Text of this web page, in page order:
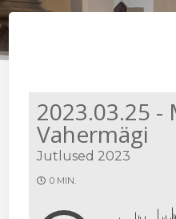
2023.03.25 -
Vahermägi
Jutlused 2023
0 MIN.